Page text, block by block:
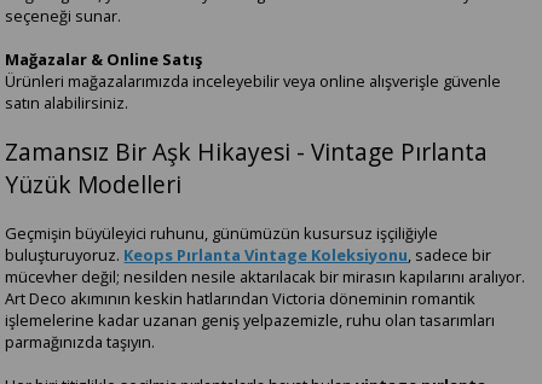
seçeneği sunar.
Mağazalar & Online Satış
Ürünleri mağazalarımızda inceleyebilir veya online alışverişle güvenle
satın alabilirsiniz.
Zamansız Bir Aşk Hikayesi - Vintage Pırlanta
Yüzük Modelleri
Geçmişin büyüleyici ruhunu, günümüzün kusursuz işçiliğiyle
buluşturuyoruz. Keops Pırlanta Vintage Koleksiyonu, sadece bir
mücevher değil; nesilden nesile aktarılacak bir mirasın kapılarını aralıyor.
Art Deco akımının keskin hatlarından Victoria döneminin romantik
işlemelerine kadar uzanan geniş yelpazemizle, ruhu olan tasarımları
parmağınızda taşıyın.